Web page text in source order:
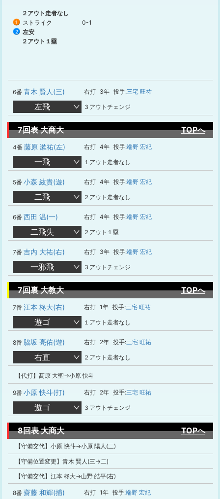
２アウト走者なし
1 ストライク 0-1
2
左安
２アウト１塁
6番 青木 賢人(三) 右打 3年 投手:三宅 旺祐
左飛 ３アウトチェンジ
7回表 大商大 TOPへ
4番 藤原 漱祐(左) 右打 4年 投手:端野 宏紀
一飛 １アウト走者なし
5番 小森 絃貴(遊) 右打 4年 投手:端野 宏紀
二飛 ２アウト走者なし
6番 西田 温(一) 右打 4年 投手:端野 宏紀
二飛失 ２アウト１塁
7番 吉内 大祐(右) 右打 3年 投手:端野 宏紀
一邪飛 ３アウトチェンジ
7回裏 大教大 TOPへ
7番 江本 柊大(右) 右打 1年 投手:三宅 旺祐
遊ゴ １アウト走者なし
8番 脇坂 亮佑(遊) 右打 2年 投手:三宅 旺祐
右直 ２アウト走者なし
【代打】髙原 大聖→小原 快斗
9番 小原 快斗(打) 右打 2年 投手:三宅 旺祐
遊ゴ ３アウトチェンジ
8回表 大商大 TOPへ
【守備交代】小原 快斗→小原 陽人(三)
【守備位置変更】青木 賢人(三→二)
【守備交代】江本 柊大→山野 皓平(右)
8番 齋藤 和輝(捕) 右打 1年 投手:端野 宏紀